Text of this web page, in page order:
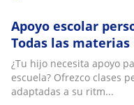
Apoyo escolar
Todas las materias
¿Tu hijo necesita apoyo
escuela? Ofrezco clases
adaptadas a su ritm...